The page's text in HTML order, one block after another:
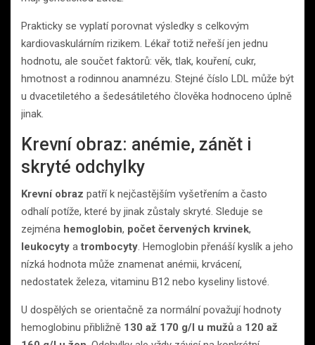
Prakticky se vyplatí porovnat výsledky s celkovým
kardiovaskulárním rizikem. Lékař totiž neřeší jen jednu
hodnotu, ale součet faktorů: věk, tlak, kouření, cukr,
hmotnost a rodinnou anamnézu. Stejné číslo LDL může být
u dvacetiletého a šedesátiletého člověka hodnoceno úplně
jinak.
Krevní obraz: anémie, zánět i
skryté odchylky
Krevní obraz patří k nejčastějším vyšetřením a často
odhalí potíže, které by jinak zůstaly skryté. Sleduje se
zejména hemoglobin, počet červených krvinek,
leukocyty atrombocyty. Hemoglobin přenáší kyslík a jeho
nízká hodnota může znamenat anémii, krvácení,
nedostatek železa, vitaminu B12 nebo kyseliny listové.
U dospělých se orientačně za normální považují hodnoty
hemoglobinu přibližně 130 až 170 g/l u mužů a 120 až